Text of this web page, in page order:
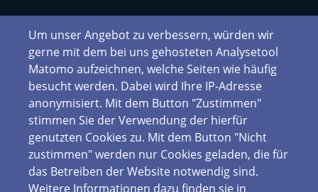
Um unser Angebot zu verbessern, würden wir
gerne mit dem bei uns gehosteten Analysetool
Matomo aufzeichnen, welche Seiten wie häufig
besucht werden. Dabei wird Ihre IP-Adresse
anonymisiert. Mit dem Button "Zustimmen"
stimmen Sie der Verwendung der hierfür
genutzten Cookies zu. Mit dem Button "Nicht
zustimmen" werden nur Cookies geladen, die für
das Betreiben der Website notwendig sind.
Weitere Informationen dazu finden sie in